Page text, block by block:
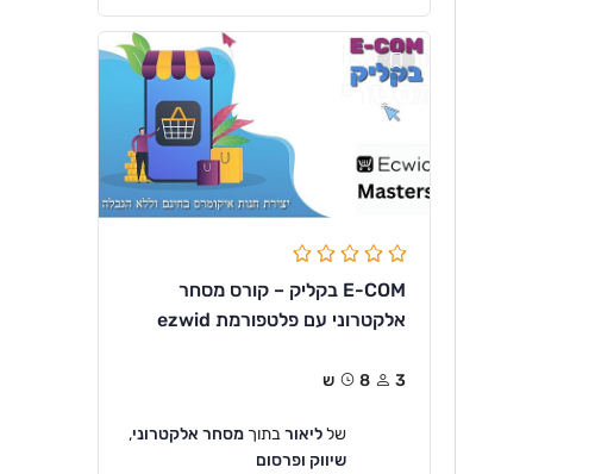
E-COM בקליק – קורס מסחר
אלקטרוני עם פלטפורמת ezwid
3 8ש
שלליאורבתוך מסחר אלקטרוני,
שיווק ופרסום